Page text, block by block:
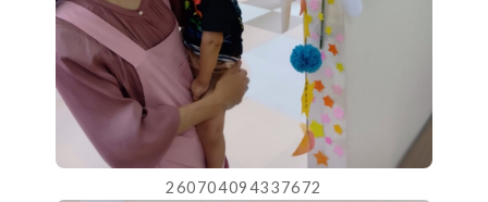
260704094337672